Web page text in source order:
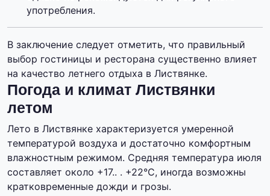
употребления.
В заключение следует отметить, что правильный
выбор гостиницы и ресторана существенно влияет
на качество летнего отдыха в Листвянке.
Погода и климат Листвянки
летом
Лето в Листвянке характеризуется умеренной
температурой воздуха и достаточно комфортным
влажностным режимом. Средняя температура июля
составляет около +17.. . +22°C, иногда возможны
кратковременные дожди и грозы.